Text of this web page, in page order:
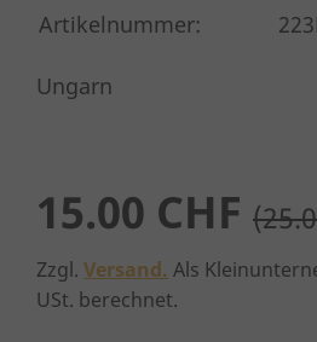
Artikelnummer:
Ungarn
15.00 CHF
Zzgl. Versand. Als
USt. berechnet.